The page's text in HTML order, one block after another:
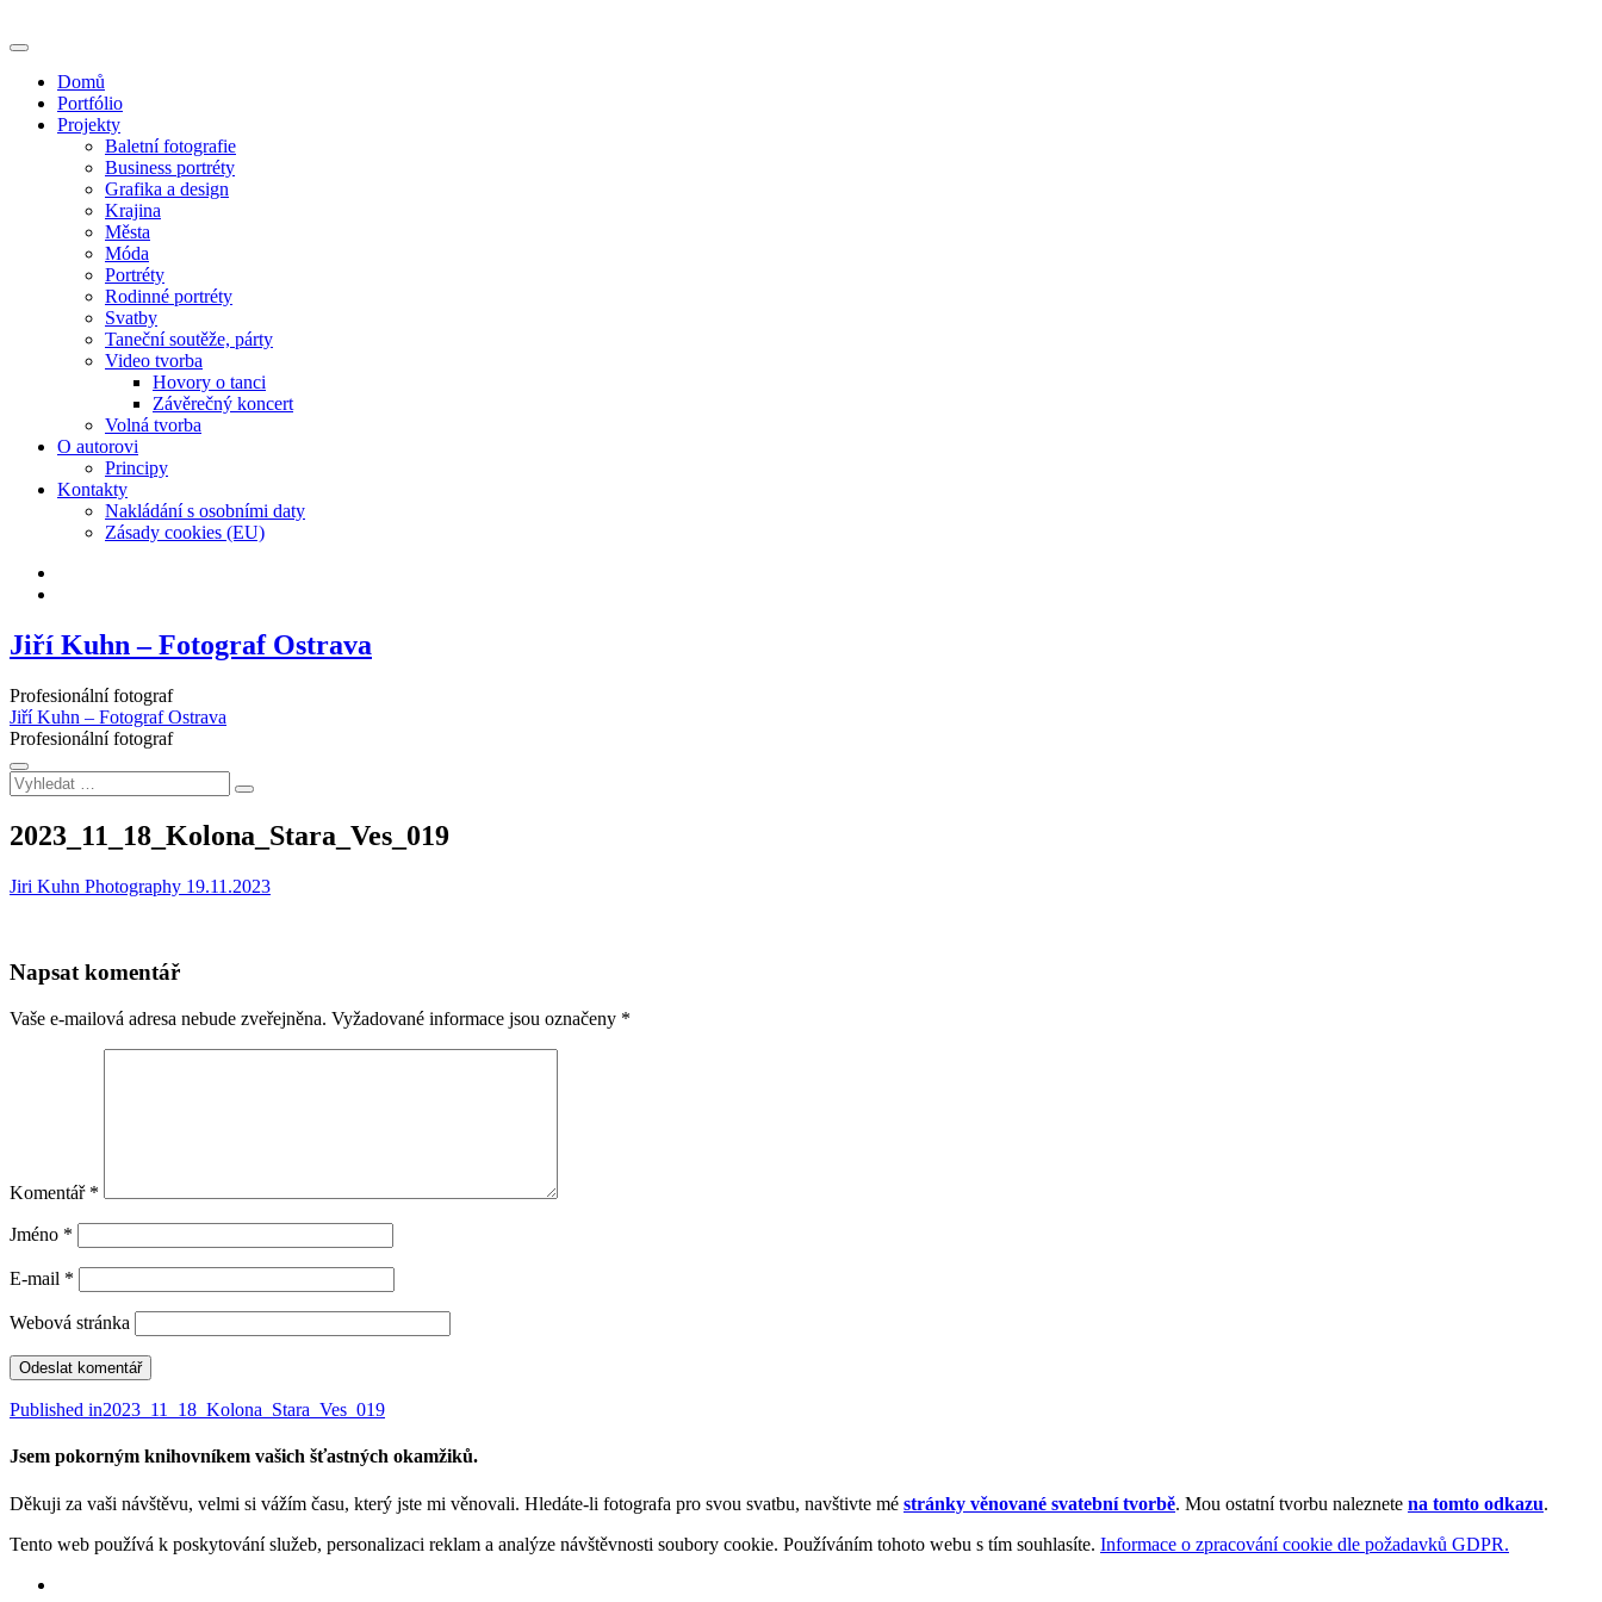
to
Domů
Portfólio
Projekty
Baletní fotografie
Business portréty
Grafika a design
Krajina
Města
Móda
Portréty
Rodinné portréty
Svatby
Taneční soutěže, párty
Video tvorba
Hovory o tanci
Závěrečný koncert
Volná tvorba
O autorovi
Principy
Kontakty
Nakládání s osobními daty
Zásady cookies (EU)
Jiří Kuhn – Fotograf Ostrava
Profesionální fotograf
Jiří Kuhn – Fotograf Ostrava
Profesionální fotograf
Vyhledat
…
2023_11_18_Kolona_Stara_Ves_019
Jiri Kuhn Photography 19.11.2023
Napsat komentář
Vaše e-mailová adresa nebude zveřejněna. Vyžadované informace jsou označeny *
Komentář *
Jméno *
E-mail *
Webová stránka
Navigace
pro
Published in2023_11_18_Kolona_Stara_Ves_019
Jsem pokorným knihovníkem vašich šťastných okamžiků.
Děkuji za vaši návštěvu, velmi si vážím času, který jste mi věnovali. Hledáte-li fotografa pro svou svatbu, navštivte mé stránky věnované svatební tvorbě. Mou ostatní tvorbu naleznete na tomto odkazu.
Tento web používá k poskytování služeb, personalizaci reklam a analýze návštěvnosti soubory cookie. Používáním tohoto webu s tím souhlasíte. Informace o zpracování cookie dle požadavků GDPR.